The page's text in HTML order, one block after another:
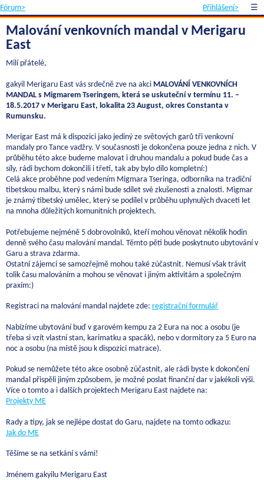
Fórum> Přihlášení> ☰
Malování venkovních mandal v Merigaru
East
Milí přátelé,
gakyil Merigaru East vás srdečně zve na akci MALOVÁNÍ VENKOVNÍCH
MANDAL s Migmarem Tseringem, která se uskuteční v termínu 11. –
18.5.2017 v Merigaru East, lokalita 23 August, okres Constanta v
Rumunsku.
Merigar East má k dispozici jako jediný ze světových garů tři venkovní
mandaly pro Tance vadžry. V současnosti je dokončena pouze jedna z nich. V
průběhu této akce budeme malovat i druhou mandalu a pokud bude čas a
síly, rádi bychom dokončili i třetí, tak aby bylo dílo kompletní:)
Celá akce proběhne pod vedením Migmara Tseringa, odborníka na tradiční
tibetskou malbu, který s námi bude sdílet své zkušenosti a znalosti. Migmar
je známý tibetský umělec, který se podílel v průběhu uplynulých dvaceti let
na mnoha důležitých komunitních projektech.
Potřebujeme nejméně 5 dobrovolníků, kteří mohou věnovat několik hodin
denně svého času malování mandal. Těmto pěti bude poskytnuto ubytování v
Garu a strava zdarma.
Ostatní zájemci se samozřejmě mohou také zúčastnit. Nemusí však trávit
tolik času malováním a mohou se věnovat i jiným aktivitám a společným
praxím:)
Registraci na malování mandal najdete zde: registrační formulář
Nabízíme ubytování buď v garovém kempu za 2 Eura na noc a osobu (je
třeba si vzít vlastní stan, karimatku a spacák), nebo v dormitory za 5 Euro na
noc a osobu (na místě jsou k dispozici matrace).
Pokud se nemůžete této akce osobně zúčastnit, ale rádi byste k dokončení
mandal přispěli jiným způsobem, je možné poslat finanční dar v jakékoli výši.
Více o tomto a i dalších projektech Merigaru East najdete na:
Projekty ME
Rady a tipy, jak se nejlépe dostat do Garu, najdete na tomto odkazu:
Jak do ME
Těšíme se na setkání s vámi!
Jménem gakyilu Merigaru East